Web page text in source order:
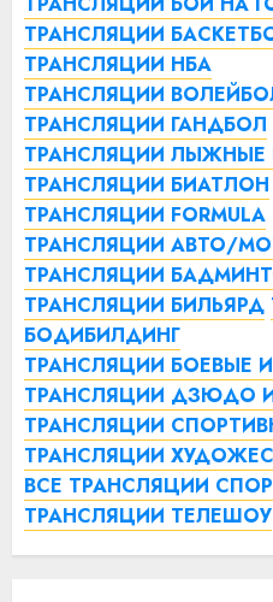
ТРАНСЛЯЦИИ
ТРАНСЛЯЦИИ НБА
ТРАНСЛЯЦИИ
ТРАНСЛЯЦИИ ГАНДБОЛ
ТРАНСЛЯЦИИ ЛЫЖНЫЕ
ТРАНСЛЯЦИИ БИАТЛОН
ТРАНСЛЯЦИИ FORMULA
ТРАНСЛЯЦИИ АВТО/
ТРАНСЛЯЦИИ
ТРАНСЛЯЦИИ БИЛЬЯРД
БОДИБИЛДИНГ
ТРАНСЛЯЦИИ БОЕВЫЕ
ТРАНСЛЯЦИИ ДЗЮДО
ТРАНСЛЯЦИИ
ТРАНСЛЯЦИИ
ВСЕ ТРАНСЛЯЦИИ
ТРАНСЛЯЦИИ ТЕЛЕШОУ